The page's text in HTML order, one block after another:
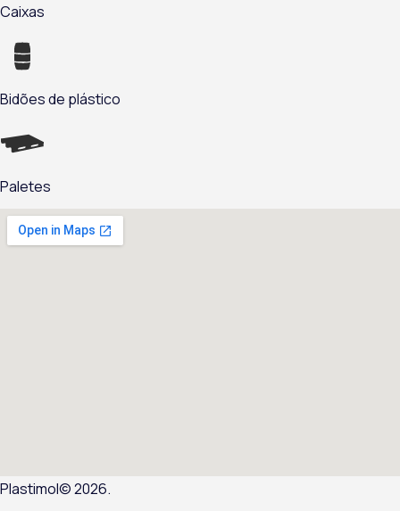
Caixas
Bidões de plástico
Paletes
Plastimol© 2026.